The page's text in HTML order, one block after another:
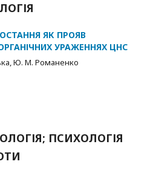
ЯК ПРОЯВ
УРАЖЕННЯХ ЦНС
Ю. М. Романенко
ПСИХОЛОГІЯ